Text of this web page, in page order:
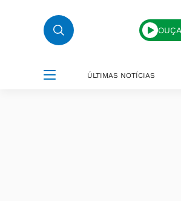
ÚLTIMAS NOTÍCIAS